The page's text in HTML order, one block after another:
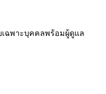
ฉพาะบุคคลพร้อมผู้ดูแล